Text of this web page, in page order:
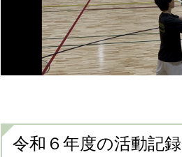
令和６年度の活動記録